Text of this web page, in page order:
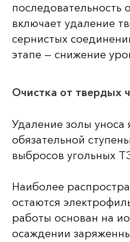
последовательность
включает удаление
сернистых
этапе — снижение
Очистка от твердых
Удаление золы уноса
обязательной
выбросов угольных
Наиболее
остаются
работы основан на
осаждении